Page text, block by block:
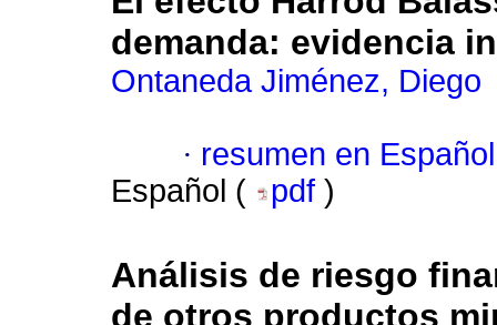
demanda: evidencia
Ontaneda Jiménez, Diego
· resumen en Español
Español (
pdf )
Análisis de riesgo
de otros productos